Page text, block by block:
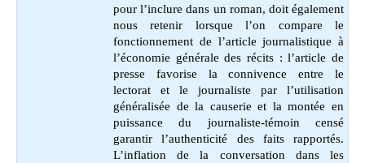
pour l’inclure dans un roman, doit également
nous retenir lorsque l’on compare le
fonctionnement de l’article journalistique à
l’économie générale des récits : l’article de
presse favorise la connivence entre le
lectorat et le journaliste par l’utilisation
généralisée de la causerie et la montée en
puissance du journaliste-témoin censé
garantir l’authenticité des faits rapportés.
L’inflation de la conversation dans les